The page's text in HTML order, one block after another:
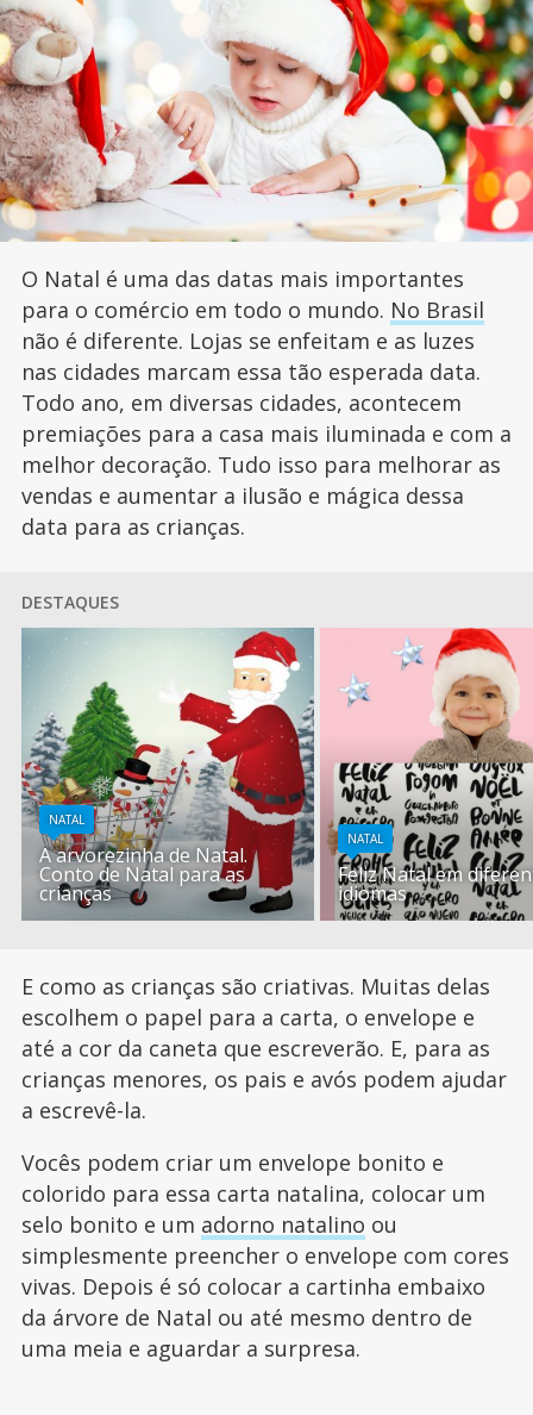
O Natal é uma das datas mais importantes
para o comércio em todo o mundo. No Brasil
não é diferente. Lojas se enfeitam e as luzes
nas cidades marcam essa tão esperada data.
Todo ano, em diversas cidades, acontecem
premiações para a casa mais iluminada e com a
melhor decoração. Tudo isso para melhorar as
vendas e aumentar a ilusão e mágica dessa
data para as crianças.
DESTAQUES
NATAL
A arvorezinha de Natal.
Conto de Natal para as
crianças
NATAL
Feliz Natal em
idiomas
E como as crianças são criativas. Muitas delas
escolhem o papel para a carta, o envelope e
até a cor da caneta que escreverão. E, para as
crianças menores, os pais e avós podem ajudar
a escrevê-la.
Vocês podem criar um envelope bonito e
colorido para essa carta natalina, colocar um
selo bonito e um adorno natalino ou
simplesmente preencher o envelope com cores
vivas. Depois é só colocar a cartinha embaixo
da árvore de Natal ou até mesmo dentro de
uma meia e aguardar a surpresa.